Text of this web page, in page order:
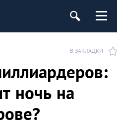
В ЗАКЛАДКИ
ночь на